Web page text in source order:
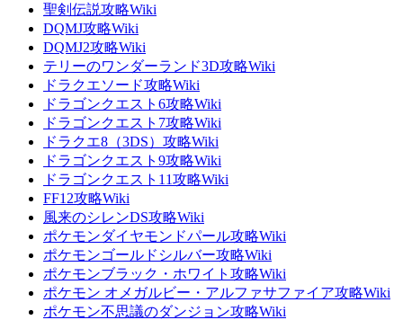
聖剣伝説攻略Wiki
DQMJ攻略Wiki
DQMJ2攻略Wiki
テリーのワンダーランド3D攻略Wiki
ドラクエソード攻略Wiki
ドラゴンクエスト6攻略Wiki
ドラゴンクエスト7攻略Wiki
ドラクエ8（3DS）攻略Wiki
ドラゴンクエスト9攻略Wiki
ドラゴンクエスト11攻略Wiki
FF12攻略Wiki
風来のシレンDS攻略Wiki
ポケモンダイヤモンドパール攻略Wiki
ポケモンゴールドシルバー攻略Wiki
ポケモンブラック・ホワイト攻略Wiki
ポケモン オメガルビー・アルファサファイア攻略Wiki
ポケモン不思議のダンジョン攻略Wiki